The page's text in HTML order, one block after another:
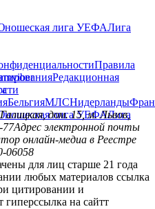
лига УЕФАЛига
Правила
Редакционная
viber
БельгияМЛСНидерланды
лига УЕФАЛига
дом. 15, м. Львов,
77Адрес электронной почты
онлайн-медиа в Реестре
06058
для лиц старше 21 года
любых материалов ссылка
цитировании и
гиперссылка на сайтт